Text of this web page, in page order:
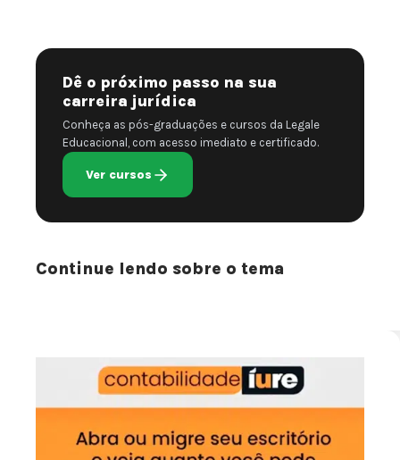
Dê o próximo passo na sua
carreira jurídica
Conheça as pós-graduações e cursos da Legale
Educacional, com acesso imediato e certificado.
Ver cursos
Continue lendo sobre o tema